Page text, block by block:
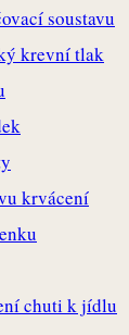
soustavu
krevní tlak
krvácení
chuti k jídlu